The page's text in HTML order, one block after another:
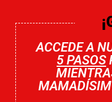
ACCEDE A
5 PASOS